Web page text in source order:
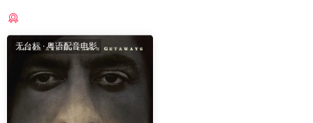
无台标·粤语配音电影